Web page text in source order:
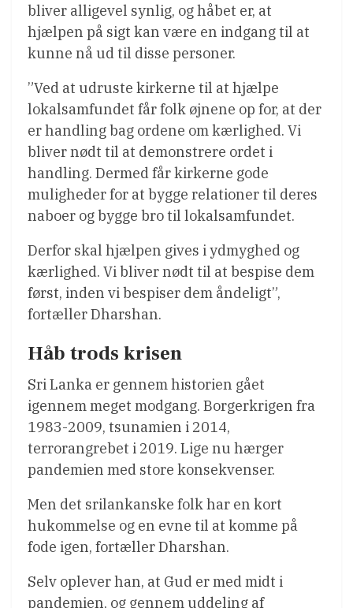
bliver alligevel synlig, og håbet er, at
hjælpen på sigt kan være en indgang til at
kunne nå ud til disse personer.
”Ved at udruste kirkerne til at hjælpe
lokalsamfundet får folk øjnene op for, at der
er handling bag ordene om kærlighed. Vi
bliver nødt til at demonstrere ordet i
handling. Dermed får kirkerne gode
muligheder for at bygge relationer til deres
naboer og bygge bro til lokalsamfundet.
Derfor skal hjælpen gives i ydmyghed og
kærlighed. Vi bliver nødt til at bespise dem
først, inden vi bespiser dem åndeligt”,
fortæller Dharshan.
Håb trods krisen
Sri Lanka er gennem historien gået
igennem meget modgang. Borgerkrigen fra
1983-2009, tsunamien i 2014,
terrorangrebet i 2019. Lige nu hærger
pandemien med store konsekvenser.
Men det srilankanske folk har en kort
hukommelse og en evne til at komme på
fode igen, fortæller Dharshan.
Selv oplever han, at Gud er med midt i
pandemien, og gennem uddeling af